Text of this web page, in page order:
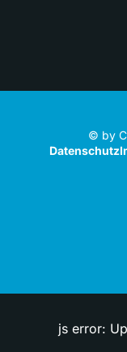
© by
Datenschutz
js error: